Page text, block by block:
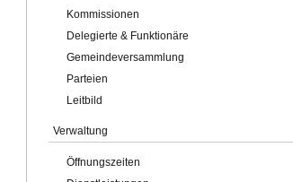
Kommissionen
Delegierte & Funktionäre
Gemeindeversammlung
Parteien
Leitbild
Verwaltung
Öffnungszeiten